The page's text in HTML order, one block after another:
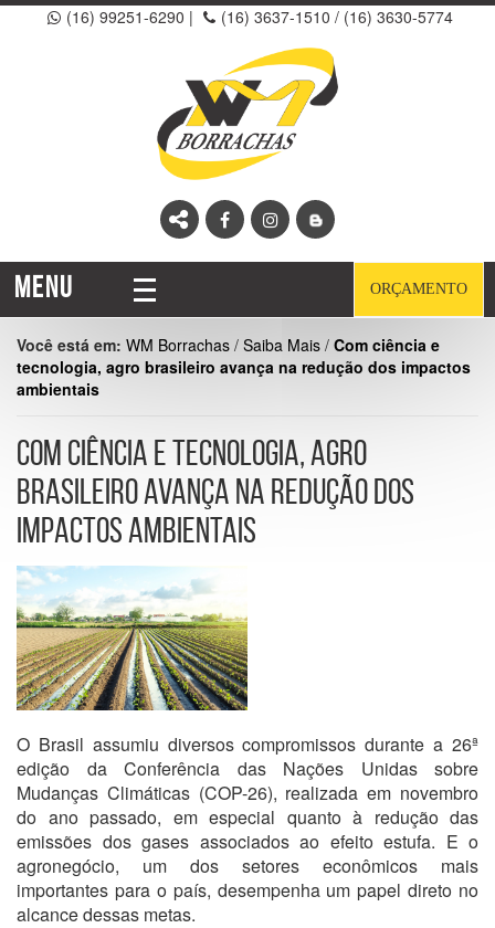
(16) 99251-6290 | (16) 3637-1510 / (16) 3630-5774
MENU ORÇAMENTO
Você está em: WM Borrachas / Saiba Mais / Com ciência e
tecnologia, agro brasileiro avança na redução dos impactos
ambientais
COM CIÊNCIA E TECNOLOGIA, AGRO
BRASILEIRO AVANÇA NA REDUÇÃO DOS
IMPACTOS AMBIENTAIS
O Brasil assumiu diversos compromissos durante a 26ª
edição da Conferência das Nações Unidas sobre
Mudanças Climáticas (COP-26), realizada em novembro
do ano passado, em especial quanto à redução das
emissões dos gases associados ao efeito estufa. E o
agronegócio, um dos setores econômicos mais
importantes para o país, desempenha um papel direto no
alcance dessas metas.